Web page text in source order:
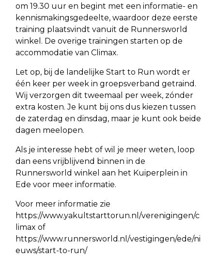
om 19.30 uur en begint met een informatie- en
kennismakingsgedeelte, waardoor deze eerste
training plaatsvindt vanuit de Runnersworld
winkel. De overige trainingen starten op de
accommodatie van Climax.
Let op, bij de landelijke Start to Run wordt er
één keer per week in groepsverband getraind.
Wij verzorgen dit tweemaal per week, zónder
extra kosten. Je kunt bij ons dus kiezen tussen
de zaterdag en dinsdag, maar je kunt ook beide
dagen meelopen.
Als je interesse hebt of wil je meer weten, loop
dan eens vrijblijvend binnen in de
Runnersworld winkel aan het Kuiperplein in
Ede voor meer informatie.
Voor meer informatie zie
https://www.yakultstarttorun.nl/verenigingen/c
limax of
https://www.runnersworld.nl/vestigingen/ede/ni
euws/start-to-run/